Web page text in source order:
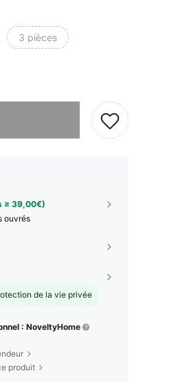
3 pièces
≥ 39,00€)
ouvrés
de la vie privée
: NoveltyHome
produit